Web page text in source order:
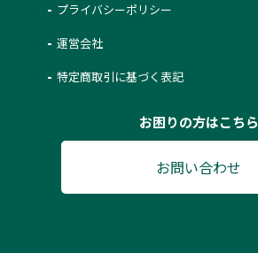
プライバシーポリシー
運営会社
特定商取引に基づく表記
お困りの方はこちら
お問い合わせ